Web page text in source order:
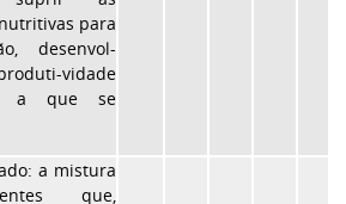
para
desenvol-
vidade
a que se
a mistura
que,